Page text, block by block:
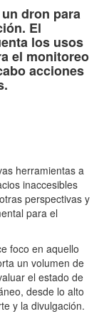
dron para
El
los usos
el monitoreo
acciones
herramientas a
inaccesibles
perspectivas y
para el
foco en aquello
un volumen de
el estado de
desde lo alto
y la divulgación.